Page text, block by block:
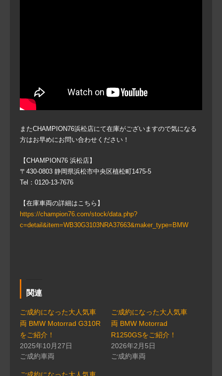
またCHAMPION76浜松店にて在庫がございますので気になる
方はお早めにお問い合わせください！
【CHAMPION76 浜松店】
〒430-0803 静岡県浜松市中央区植松町1475-5
Tel：0120-13-7676
【在庫車両の詳細はこちら】
https://champion76.com/stock/data.php?
c=detail&item=WB30G3103NRA37663&maker_type=BMW
関連
ご成約になった大人気車
両 BMW Motorrad G310R
をご紹介！
2025年10月27日
ご成約車両
ご成約になった大人気車
両 BMW Motorrad
R1250GSをご紹介！
2026年2月5日
ご成約車両